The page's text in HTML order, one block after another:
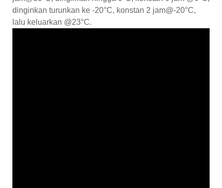
dinginkan turunkan ke -20°C, konstan 2 jam@-20°C,
lalu keluarkan @23°C.